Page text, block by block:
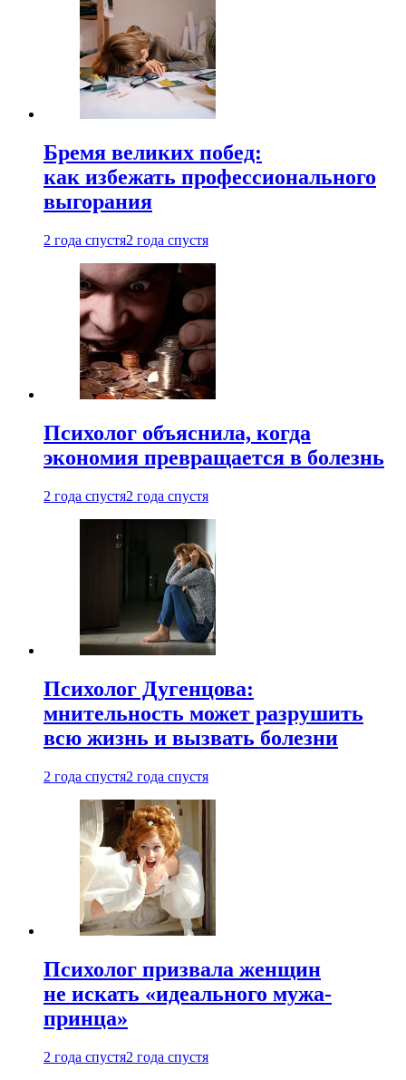
Бремя великих побед:
как избежать профессионального
выгорания
2 года спустя2 года спустя
Психолог объяснила, когда
экономия превращается в болезнь
2 года спустя2 года спустя
Психолог Дугенцова:
мнительность может разрушить
всю жизнь и вызвать болезни
2 года спустя2 года спустя
Психолог призвала женщин
не искать «идеального мужа-
принца»
2 года спустя2 года спустя